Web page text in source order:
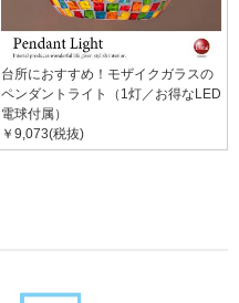
台所におすすめ！モザイクガラスの
ペンダントライト（1灯／お得なLED
電球付属）
￥9,073(税抜)